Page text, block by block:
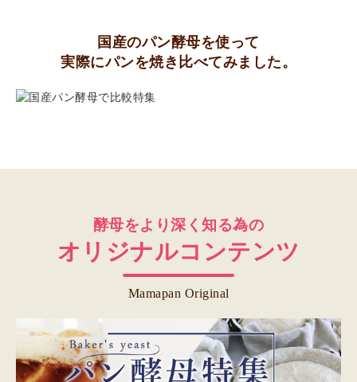
国産のパン酵母を使って
実際にパンを焼き比べてみました。
酵母をより深く知る為の
オリジナルコンテンツ
Mamapan Original